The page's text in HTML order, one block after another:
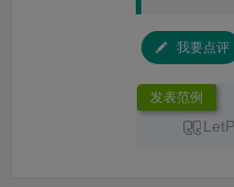
我要点评
发表范例